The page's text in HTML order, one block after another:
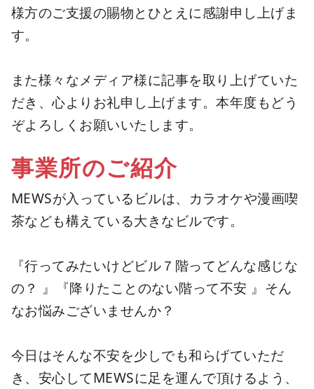
様方のご支援の賜物とひとえに感謝申し上げま
す。
また様々なメディア様に記事を取り上げていた
だき、心よりお礼申し上げます。本年度もどう
ぞよろしくお願いいたします。
事業所のご紹介
MEWSが入っているビルは、カラオケや漫画喫
茶なども構えている大きなビルです。
『行ってみたいけどビル７階ってどんな感じな
の？ 』『降りたことのない階って不安 』そん
なお悩みございませんか？
今日はそんな不安を少しでも和らげていただ
き、安心してMEWSに足を運んで頂けるよう、